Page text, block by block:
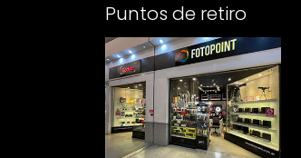
Puntos de retiro